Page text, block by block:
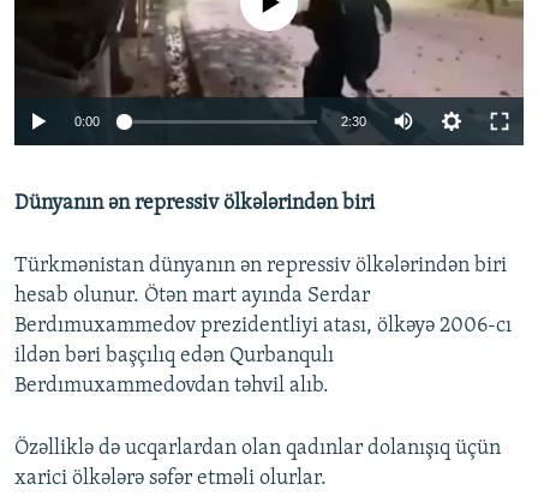
720p 1080p
0:00 2:30
1080p
Dünyanın ən repressiv ölkələrindən biri
Türkmənistan dünyanın ən repressiv ölkələrindən biri
hesab olunur. Ötən mart ayında Serdar
Berdımuxammedov prezidentliyi atası, ölkəyə 2006-cı
ildən bəri başçılıq edən Qurbanqulı
Berdımuxammedovdan təhvil alıb.
Özəlliklə də ucqarlardan olan qadınlar dolanışıq üçün
xarici ölkələrə səfər etməli olurlar.